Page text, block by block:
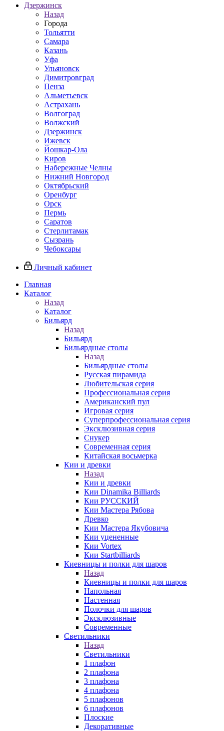
Дзержинск
Назад
Города
Тольятти
Самара
Казань
Уфа
Ульяновск
Димитровград
Пенза
Альметьевск
Астрахань
Волгоград
Волжский
Дзержинск
Ижевск
Йошкар-Ола
Киров
Набережные Челны
Нижний Новгород
Октябрьский
Оренбург
Орск
Пермь
Саратов
Стерлитамак
Сызрань
Чебоксары
Личный кабинет
Главная
Каталог
Назад
Каталог
Бильярд
Назад
Бильярд
Бильярдные столы
Назад
Бильярдные столы
Русская пирамида
Любительская серия
Профессиональная серия
Американский пул
Игровая серия
Суперпрофессиональная серия
Эксклюзивная серия
Снукер
Современная серия
Китайская восьмерка
Кии и древки
Назад
Кии и древки
Кии Dinamika Billiards
Кии РУССКИЙ
Кии Мастера Рябова
Древко
Кии Мастера Якубовича
Кии уцененные
Кии Vortex
Кии Startbilliards
Киевницы и полки для шаров
Назад
Киевницы и полки для шаров
Напольная
Настенная
Полочки для шаров
Эксклюзивные
Современные
Светильники
Назад
Светильники
1 плафон
2 плафона
3 плафона
4 плафона
5 плафонов
6 плафонов
Плоские
Декоративные